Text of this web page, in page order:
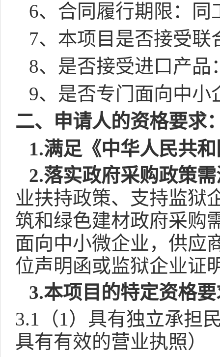
6、合同履行期限：同
7、本项目是否接受联
8、是否接受进口产品
9、是否专门面向中小
二、申请人的资格要求
1.满足《中华人民共
2.落实政府采购政策
业扶持政策、支持监狱
筑和绿色建材政府采购
面向中小微企业，供应
位声明函或监狱企业证
3.本项目的特定资格
3.1 （1）具有独立承担
具有有效的营业执照）